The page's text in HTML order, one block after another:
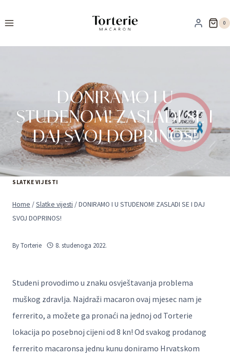
to
0
DONIRAMO I U
STUDENOM! ZASLADI SE I
DAJ SVOJ DOPRINOS!
ByTorterie 8. studenoga 2022.
Home /Slatke vijesti /DONIRAMO I U STUDENOM! ZASLADI SE I DAJ
SVOJ DOPRINOS!
SLATKE VIJESTI
Studeni provodimo u znaku osvještavanja problema
muškog zdravlja. Najdraži macaron ovaj mjesec nam je
ferrerito, a možete ga pronaći na jednoj od Torterie
lokacija po posebnoj cijeni od 8 kn! Od svakog prodanog
ferrerito macaronsa jednu kunu doniramo Hrvatskom